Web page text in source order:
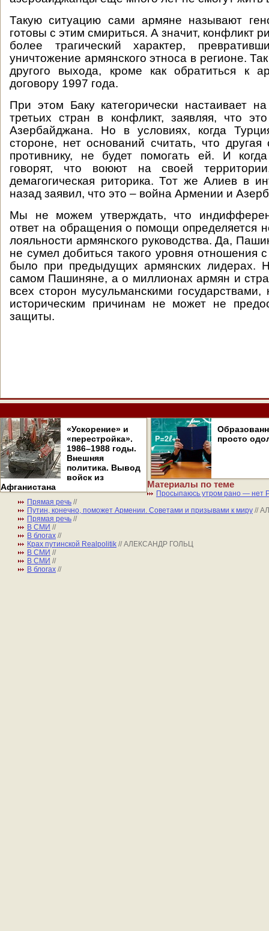
Такую ситуацию сами армяне называют
готовы с этим смириться. А значит, конфликт
более трагический характер,
уничтожение армянского этноса в регионе.
другого выхода, кроме как обратиться к
договору 1997 года.
При этом Баку категорически настаивает
третьих стран в конфликт, заявляя, что
Азербайджана. Но в условиях, когда
стороне, нет оснований считать, что
противнику, не будет помогать ей. И
говорят, что воюют на своей
демагогическая риторика. Тот же Алиев в
назад заявил, что это – война Армении и
Мы не можем утверждать, что
ответ на обращения о помощи определяется
лояльности армянского руководства. Да,
не сумел добиться такого уровня отношения
было при предыдущих армянских лидерах.
самом Пашиняне, а о миллионах армян и
всех сторон мусульманскими государствами,
историческим причинам не может не
защиты.
«Ускорение» и
«перестройка».
1986–1988 годы.
Внешняя
политика. Вывод
войск из
Афганистана
просто
Материалы по теме
Просыпаюсь утром рано — нет
Прямая речь //
Путин, конечно, поможет Армении. Советами и призывами к миру //
Прямая речь //
В СМИ //
В блогах //
Крах путинской Realpolitik // АЛЕКСАНДР ГОЛЬЦ
В СМИ //
В СМИ //
В блогах //